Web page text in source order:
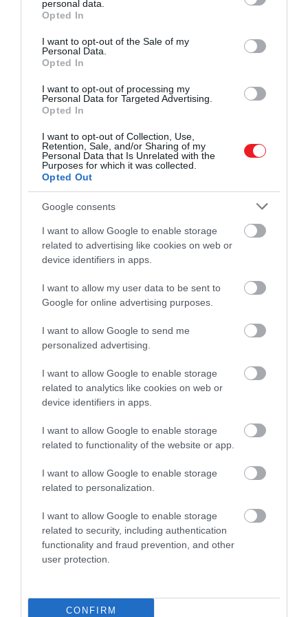
grant or deny consent to Google and its third-party tags to
use your data for below specified purposes in below Google
consent section.
personal data.
Opted In
I want to opt-out of the Sale of my
Personal Data.
Opted In
I want to opt-out of processing my
Personal Data for Targeted Advertising.
Opted In
I want to opt-out of Collection, Use,
Retention, Sale, and/or Sharing of my
Personal Data that Is Unrelated with the
Purposes for which it was collected.
Opted Out
Google consents
I want to allow Google to enable storage
related to advertising like cookies on web or
device identifiers in apps.
I want to allow my user data to be sent to
Google for online advertising purposes.
I want to allow Google to send me
personalized advertising.
I want to allow Google to enable storage
related to analytics like cookies on web or
device identifiers in apps.
I want to allow Google to enable storage
related to functionality of the website or app.
I want to allow Google to enable storage
related to personalization.
I want to allow Google to enable storage
related to security, including authentication
functionality and fraud prevention, and other
user protection.
CONFIRM
Célunk egy olyan robot
létrehozása, amely érti saját
sérülésekhez, és folyamatos
tanul új készségeket.
Ezt is olvasd el!Vége a kátyúknak? Öngyógyító
asztfalttal próbálkoznak a britek
Ezek az alkalmazkodásra képes robotok értékes
előnyökkel szolgálhatnak a mindennapokban.
meg magunknak, hogy
folyamatosan dédelgessük
ezeket a robotokat,
a törött alkatrészeiket és
teljesítményüket.
Meg kell
önmagukról, ha valóban
hasznossá akarnak válni.
Ezért olyan fontos az